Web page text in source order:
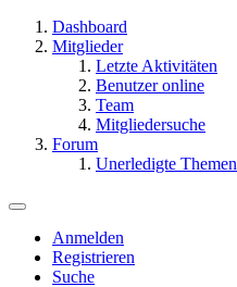
Dashboard
Mitglieder
Letzte Aktivitäten
Benutzer online
Team
Mitgliedersuche
Forum
Unerledigte Themen
Anmelden
Registrieren
Suche